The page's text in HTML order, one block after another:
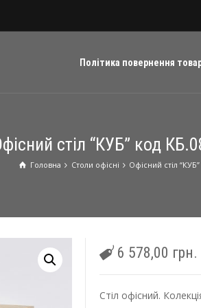
Політика повернення
стіл “КУБ” код
Головна Столи oфісні Офісний стіл
6 578,00 грн.
Cтіл офісний.